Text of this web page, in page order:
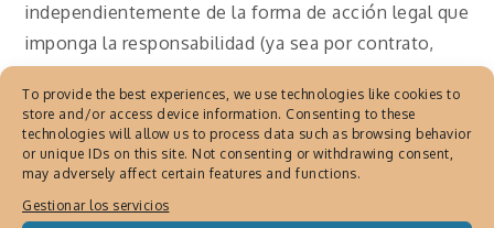
To provide the best experiences, we use technologies like cookies to
store and/or access device information. Consenting to these
technologies will allow us to process data such as browsing behavior
or unique IDs on this site. Not consenting or withdrawing consent,
may adversely affect certain features and functions.
Gestionar los servicios
independientemente de la forma de acción legal que
imponga la responsabilidad (ya sea por contrato,
agravio o cualquier otra) se limitará a $1. Dicho
límite se aplicará en conjunto a todas sus
reclamaciones, acciones y causas de acción de
cualquier tipo y naturaleza.